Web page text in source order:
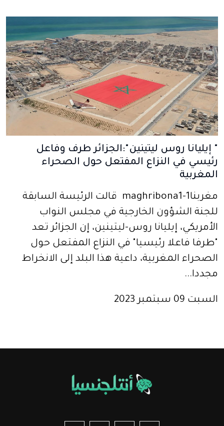
" إيليانا روس ليتينين":الجزائر طرف وفاعل
رئيسي في النزاع المفتعل حول الصحراء
المغربية
مغربنا1-maghribona1 قالت الرئيسة السابقة
للجنة الشؤون الخارجية في مجلس النواب
الأمريكي، إيليانا روس-ليتينين، إن الجزائر تعد
"طرفا فاعلا رئيسيا" في النزاع المفتعل حول
الصحراء المغربية، داعية هذا البلد إلى الانخراط
مجددا...
السبت 09 سبتمبر 2023